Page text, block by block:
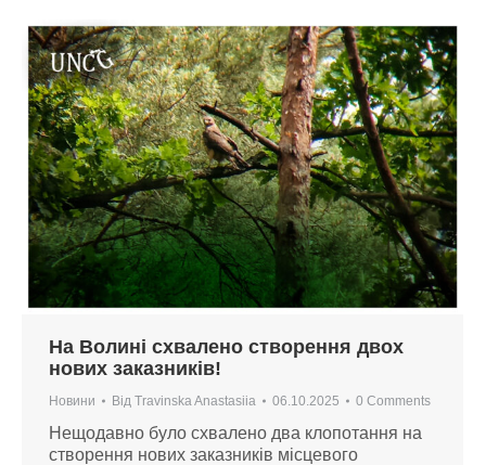
На Волині схвалено створення двох
нових заказників!
Новини Від Travinska Anastasiia 06.10.2025 0 Comments
Нещодавно було схвалено два клопотання на
створення нових заказників місцевого